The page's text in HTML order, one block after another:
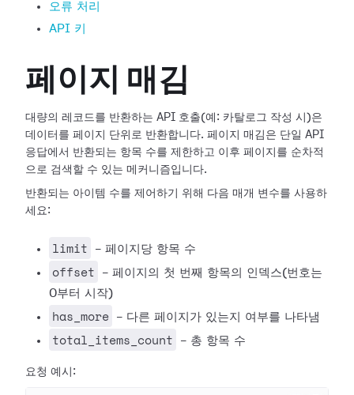
오류 처리
API 키
페이지 매김
대량의 레코드를 반환하는 API 호출(예: 카탈로그 작성 시)은
데이터를 페이지 단위로 반환합니다. 페이지 매김은 단일 API
응답에서 반환되는 항목 수를 제한하고 이후 페이지를 순차적
으로 검색할 수 있는 메커니즘입니다.
반환되는 아이템 수를 제어하기 위해 다음 매개 변수를 사용하
세요:
limit - 페이지당 항목 수
offset
- 페이지의 첫 번째 항목의 인덱스(번호는
0부터 시작)
has_more - 다른 페이지가 있는지 여부를 나타냄
total_items_count - 총 항목 수
요청 예시: